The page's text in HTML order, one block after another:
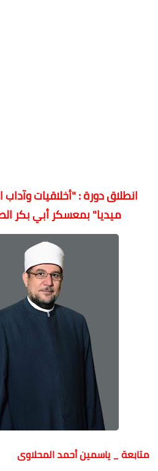
انطلاق دورة : "أخلاقيات
ميديا" بمعسكر أبي بكر
متابعة _ ياسمين أحمد المحلاوى